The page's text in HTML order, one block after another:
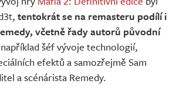
tentokrát se na remasteru podílí i
včetně řady autorů původní
šéf vývoje technologií,
efektů a samozřejmě Sam
a scénárista Remedy.